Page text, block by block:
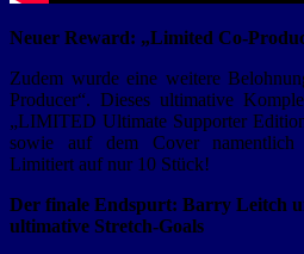
Neuer Reward: „Limited Co-
Zudem wurde eine weitere
Producer“. Dieses ultimative
„LIMITED Ultimate Supporter
sowie auf dem Cover namentlich
Limitiert auf nur 10 Stück!
Der finale Endspurt: Barry Leitch
ultimative Stretch-Goals